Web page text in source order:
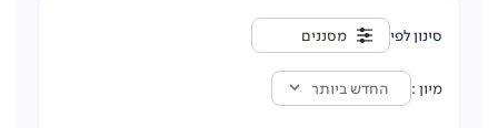
מסננים
מיון החדש ביותר